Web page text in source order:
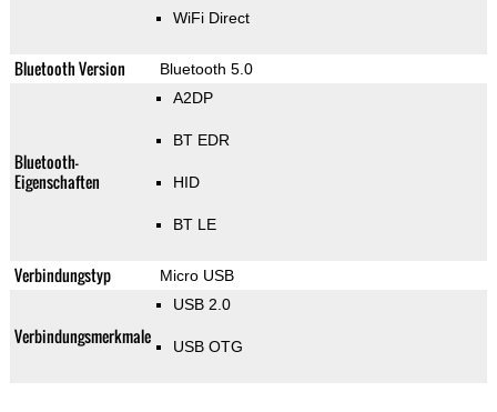
WiFi Direct
Bluetooth Version Bluetooth 5.0
Bluetooth-
Eigenschaften
A2DP
BT EDR
HID
BT LE
Verbindungstyp Micro USB
Verbindungsmerkmale
USB 2.0
USB OTG